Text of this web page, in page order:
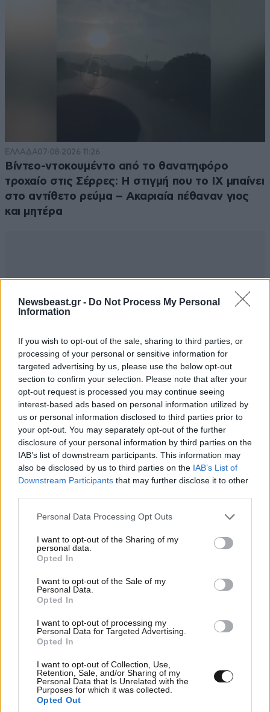
Newsbeast.gr - Do Not Process My Personal
Information
If you wish to opt-out of the sale, sharing to third parties, or
processing of your personal or sensitive information for
targeted advertising by us, please use the below opt-out
section to confirm your selection. Please note that after your
opt-out request is processed you may continue seeing
interest-based ads based on personal information utilized by
us or personal information disclosed to third parties prior to
your opt-out. You may separately opt-out of the further
disclosure of your personal information by third parties on the
IAB’s list of downstream participants. This information may
also be disclosed by us to third parties on the IAB’s List of
Downstream Participants that may further disclose it to other
Please note that this website/app uses one or more Google
not limited to your visit or usage behaviour. You may click to
grant or deny consent to Google and its third-party tags to
use your data for below specified purposes in below Google
consent section.
Personal Data Processing Opt Outs
I want to opt-out of the Sharing of my
personal data.
Opted In
I want to opt-out of the Sale of my
Personal Data.
Opted In
I want to opt-out of processing my
Personal Data for Targeted Advertising.
Opted In
I want to opt-out of Collection, Use,
Retention, Sale, and/or Sharing of my
Personal Data that Is Unrelated with the
Purposes for which it was collected.
Opted Out
ΕΛΛΑΔΑ07·08·2026 11:26
Βίντεο-ντοκουμέντο από το θανατηφόρο
τροχαίο στις Σέρρες: Η στιγμή που το ΙΧ μπαίνει
στο αντίθετο ρεύμα – Ακαριαία πέθαναν γιος
και μητέρα